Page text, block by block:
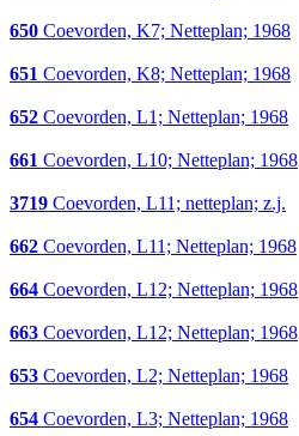
650 Coevorden, K7; Netteplan; 1968
651 Coevorden, K8; Netteplan; 1968
652 Coevorden, L1; Netteplan; 1968
661 Coevorden, L10; Netteplan; 1968
3719 Coevorden, L11; netteplan; z.j.
662 Coevorden, L11; Netteplan; 1968
664 Coevorden, L12; Netteplan; 1968
663 Coevorden, L12; Netteplan; 1968
653 Coevorden, L2; Netteplan; 1968
654 Coevorden, L3; Netteplan; 1968